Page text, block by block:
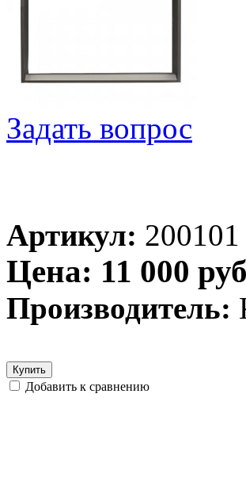
Задать вопрос
Артикул: 200101
Цена: 11 000
Производитель:
Купить
Добавить к сравнению